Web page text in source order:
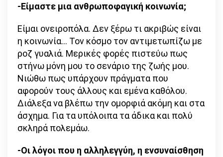
-Είμαστε μια ανθρωποφαγική κοινωνία;
Είμαι ονειροπόλα. Δεν ξέρω τι ακριβώς είναι
η κοινωνία… Τον κόσμο τον αντιμετωπίζω με
ροζ γυαλιά. Μερικές φορές πιστεύω πως
στήνω μόνη μου το σενάριο της ζωής μου.
Νιώθω πως υπάρχουν πράγματα που
αφορούν τους άλλους και εμένα καθόλου.
Διάλεξα να βλέπω την ομορφιά ακόμη και στα
άσχημα. Για τα υπόλοιπα τα άδικα και πολύ
σκληρά πολεμάω.
-Οι λόγοι που η αλληλεγγύη, η ενσυναίσθηση